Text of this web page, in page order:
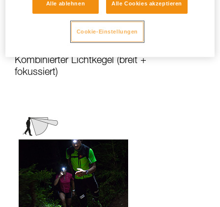
Behelfslampe, Lesen usw.
Kombinierter Lichtkegel (breit +
fokussiert)
Alle ablehnen Alle Cookies akzeptieren
Cookie-Einstellungen